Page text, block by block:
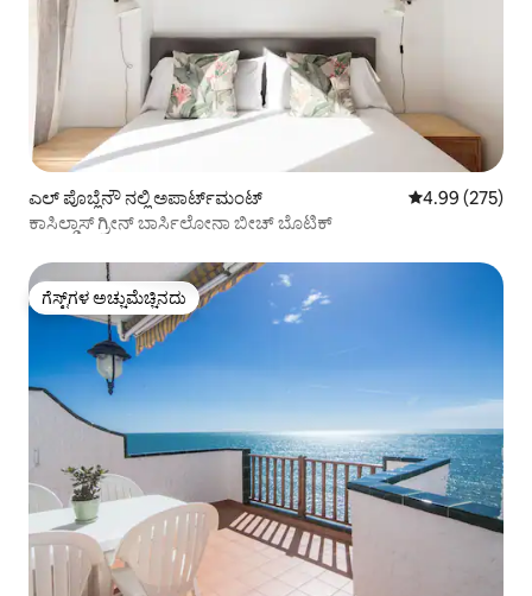
ಎಲ್ ಪೊಬ್ಲೆನೌ ನಲ್ಲಿ ಅಪಾರ್ಟ್‌ಮಂಟ್ 5 ರಲ್ಲಿ 4.99
4.99 (275)
ಕಾಸಿಲ್ಡಾಸ್ ಗ್ರೀನ್ ಬಾರ್ಸಿಲೋನಾ ಬೀಚ್ ಬೊಟಿಕ್
ಗೆಸ್ಟ್‌ಗಳ ಅಚ್ಚುಮೆಚ್ಚಿನದು
ಗೆಸ್ಟ್‌ಗಳ ಅಚ್ಚುಮೆಚ್ಚಿನದು